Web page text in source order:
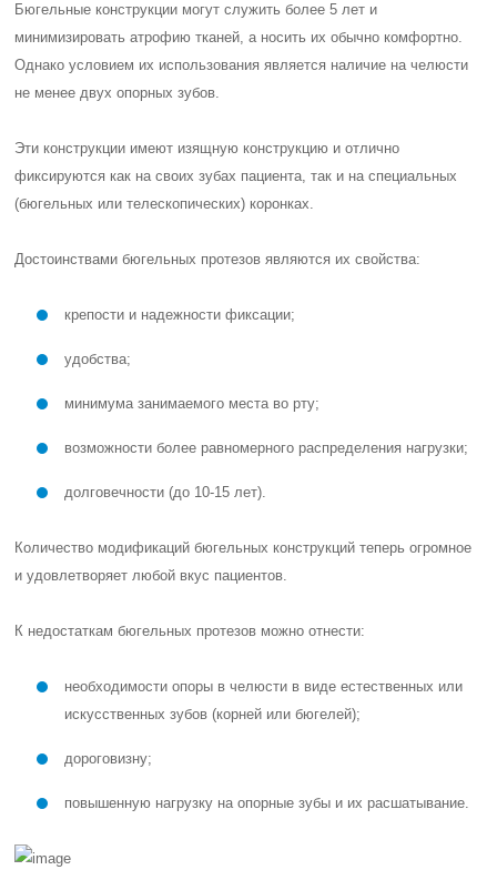
Бюгельные конструкции могут служить более 5 лет и
минимизировать атрофию тканей, а носить их обычно комфортно.
Однако условием их использования является наличие на челюсти
не менее двух опорных зубов.
Эти конструкции имеют изящную конструкцию и отлично
фиксируются как на своих зубах пациента, так и на специальных
(бюгельных или телескопических) коронках.
Достоинствами бюгельных протезов являются их свойства:
крепости и надежности фиксации;
удобства;
минимума занимаемого места во рту;
возможности более равномерного распределения нагрузки;
долговечности (до 10-15 лет).
Количество модификаций бюгельных конструкций теперь огромное
и удовлетворяет любой вкус пациентов.
К недостаткам бюгельных протезов можно отнести:
необходимости опоры в челюсти в виде естественных или
искусственных зубов (корней или бюгелей);
дороговизну;
повышенную нагрузку на опорные зубы и их расшатывание.